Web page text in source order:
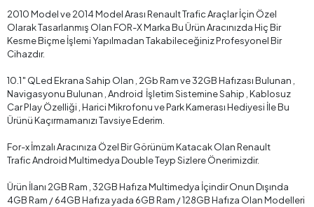
2010 Model ve 2014 Model Arası Renault Trafic Araçlar İçin Özel
Olarak Tasarlanmış Olan FOR-X Marka Bu Ürün Aracınızda Hiç Bir
Kesme Biçme İşlemi Yapılmadan Takabileceğiniz Profesyonel Bir
Cihazdır.
10.1″ QLed Ekrana Sahip Olan , 2Gb Ram ve 32GB Hafızası Bulunan ,
Navigasyonu Bulunan , Android İşletim Sistemine Sahip , Kablosuz
Car Play Özelliği , Harici Mikrofonu ve Park Kamerası Hediyesi İle Bu
Ürünü Kaçırmamanızı Tavsiye Ederim.
For-x İmzalı Aracınıza Özel Bir Görünüm Katacak Olan Renault
Trafic Android Multimedya Double Teyp Sizlere Önerimizdir.
Ürün İlanı 2GB Ram , 32GB Hafıza Multimedya İçindir Onun Dışında
4GB Ram / 64GB Hafıza yada 6GB Ram / 128GB Hafıza Olan Modelleri